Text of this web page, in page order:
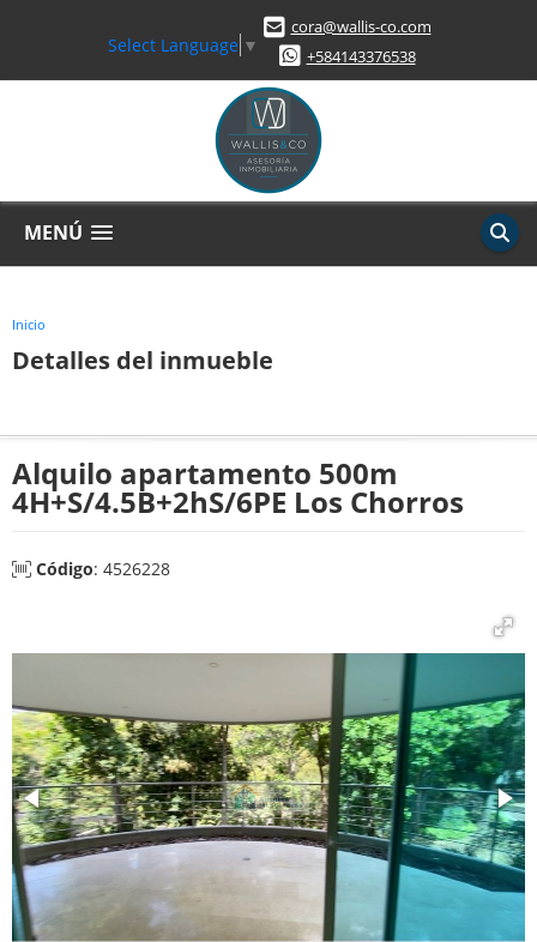
Select Language ▼
cora@wallis-co.com
+584143376538
MENÚ
Inicio
Detalles del inmueble
Alquilo apartamento 500m
4H+S/4.5B+2hS/6PE Los Chorros
Código: 4526228